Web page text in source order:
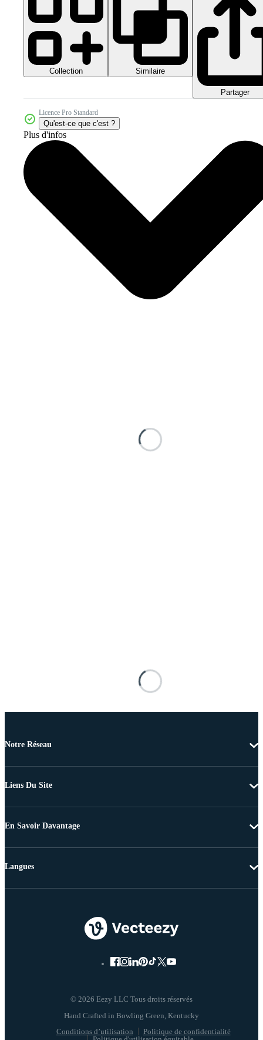
Collection Similaire
Partager
Licence Pro Standard
Qu'est-ce que c'est ?
Plus d'infos
Notre Réseau
Liens Du Site
En Savoir Davantage
© 2026 Eezy LLC Tous droits réservés
Conditions d’utilisation
Politique de confidentialité
Langues